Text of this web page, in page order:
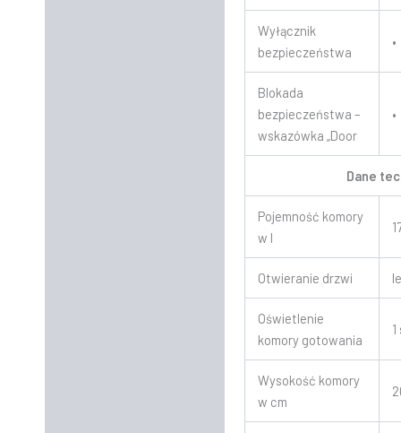
Wyłącznik
bezpieczeństwa
•
Blokada
bezpieczeństwa –
wskazówka „Door
•
Dane
Pojemność komory
w l
Otwieranie drzwi
Oświetlenie
komory gotowania
Wysokość komory
w cm